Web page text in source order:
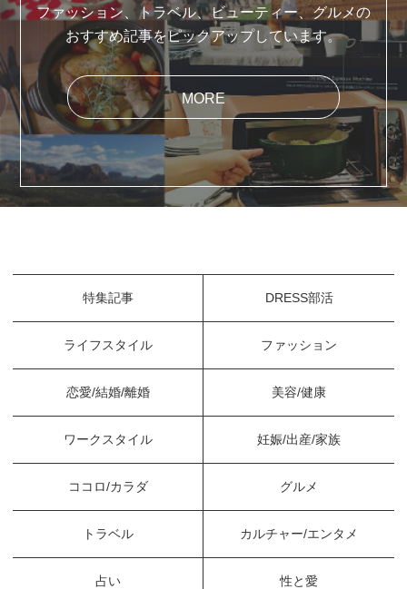
ファッション、トラベル、ビューティー、グルメの
おすすめ記事をピックアップしています。
MORE
特集記事 DRESS部活
ライフスタイル ファッション
恋愛/結婚/離婚 美容/健康
ワークスタイル 妊娠/出産/家族
ココロ/カラダ グルメ
トラベル カルチャー/エンタメ
占い 性と愛